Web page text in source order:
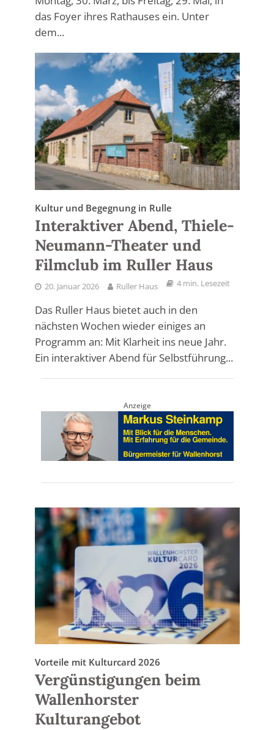
das Foyer ihres Rathauses ein. Unter
dem...
Kultur und Begegnung in Rulle
Interaktiver Abend, Thiele-
Neumann-Theater und
Filmclub im Ruller Haus
20. Januar 2026 Ruller Haus 4 min. Lesezeit
Das Ruller Haus bietet auch in den
nächsten Wochen wieder einiges an
Programm an: Mit Klarheit ins neue Jahr.
Ein interaktiver Abend für Selbstführung...
Anzeige
Vorteile mit Kulturcard 2026
Vergünstigungen beim
Wallenhorster
Kulturangebot